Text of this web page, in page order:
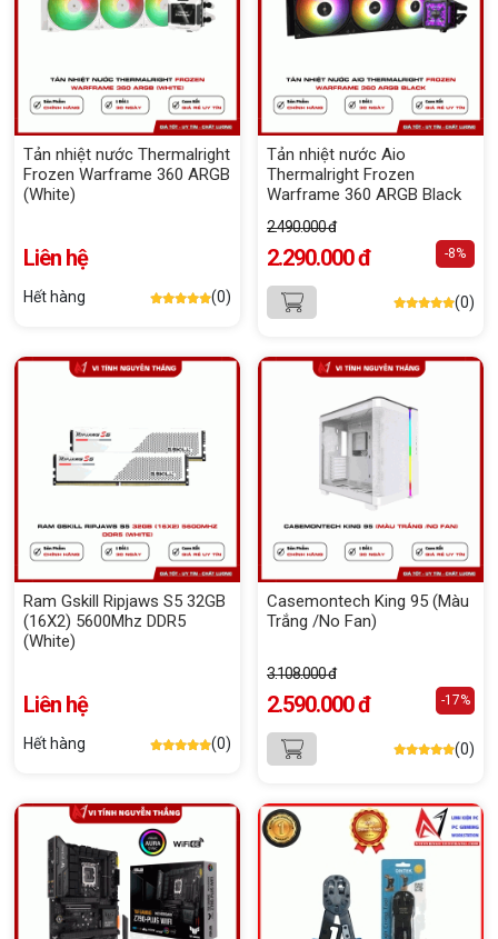
Tản nhiệt nước Thermalright
Frozen Warframe 360 ARGB
(White)
Liên hệ
Hết hàng (0)
Tản nhiệt nước Aio
Thermalright Frozen
Warframe 360 ARGB Black
2.490.000 đ
2.290.000 đ -8%
(0)
Ram Gskill Ripjaws S5 32GB
(16X2) 5600Mhz DDR5
(White)
Liên hệ
Hết hàng (0)
Casemontech King 95 (Màu
Trắng /No Fan)
3.108.000 đ
2.590.000 đ -17%
(0)